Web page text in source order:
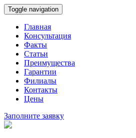
Toggle navigation
Главная
Консультация
Факты
Статьи
Преимущества
Гарантии
Филиалы
Контакты
Цены
Заполните заявку